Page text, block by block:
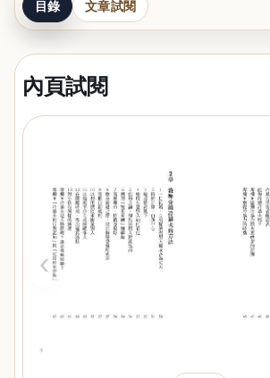
目錄 文章試閱
內頁試閱
‹